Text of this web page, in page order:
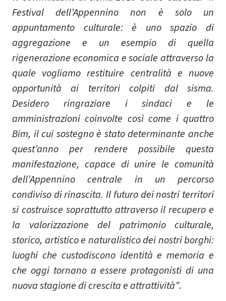
Festival dell’Appennino non è solo un
appuntamento culturale: è uno spazio di
aggregazione e un esempio di quella
rigenerazione economica e sociale attraverso la
quale vogliamo restituire centralità e nuove
opportunità ai territori colpiti dal sisma.
Desidero ringraziare i sindaci e le
amministrazioni coinvolte così come i quattro
Bim, il cui sostegno è stato determinante anche
quest’anno per rendere possibile questa
manifestazione, capace di unire le comunità
dell’Appennino centrale in un percorso
condiviso di rinascita. Il futuro dei nostri territori
si costruisce soprattutto attraverso il recupero e
la valorizzazione del patrimonio culturale,
storico, artistico e naturalistico dei nostri borghi:
luoghi che custodiscono identità e memoria e
che oggi tornano a essere protagonisti di una
nuova stagione di crescita e attrattività”.